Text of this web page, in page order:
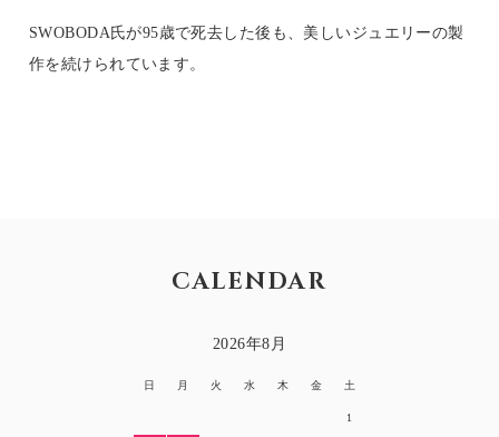
SWOBODA氏が95歳で死去した後も、美しいジュエリーの製
作を続けられています。
CALENDAR
2026年8月
日 月 火 水 木 金 土
1